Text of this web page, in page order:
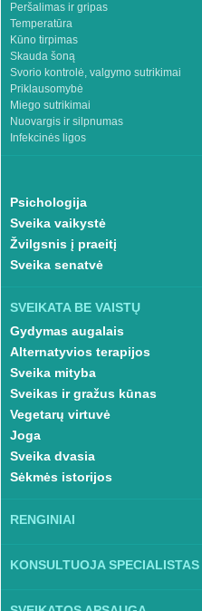
Peršalimas ir gripas
Temperatūra
Kūno tirpimas
Skauda šoną
Svorio kontrolė, valgymo sutrikimai
Priklausomybė
Miego sutrikimai
Nuovargis ir silpnumas
Infekcinės ligos
Psichologija
Sveika vaikystė
Žvilgsnis į praeitį
Sveika senatvė
SVEIKATA BE VAISTŲ
Gydymas augalais
Alternatyvios terapijos
Sveika mityba
Sveikas ir gražus kūnas
Vegetarų virtuvė
Joga
Sveika dvasia
Sėkmės istorijos
RENGINIAI
KONSULTUOJA SPECIALISTAS